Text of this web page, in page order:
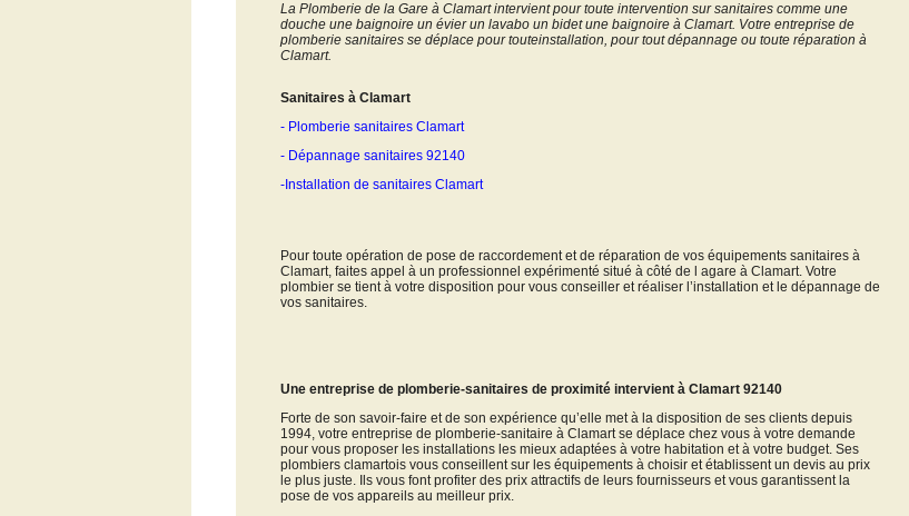
La Plomberie de la Gare à Clamart intervient pour toute intervention sur sanitaires comme une
douche une baignoire un évier un lavabo un bidet une baignoire à Clamart. Votre entreprise de
plomberie sanitaires se déplace pour touteinstallation, pour tout dépannage ou toute réparation à
Clamart.
Sanitaires à Clamart
- Plomberie sanitaires Clamart
- Dépannage sanitaires 92140
-Installation de sanitaires Clamart
Pour toute opération de pose de raccordement et de réparation de vos équipements sanitaires à
Clamart, faites appel à un professionnel expérimenté situé à côté de l agare à Clamart. Votre
plombier se tient à votre disposition pour vous conseiller et réaliser l’installation et le dépannage de
vos sanitaires.
Une entreprise de plomberie-sanitaires de proximité intervient à Clamart 92140
Forte de son savoir-faire et de son expérience qu’elle met à la disposition de ses clients depuis
1994, votre entreprise de plomberie-sanitaire à Clamart se déplace chez vous à votre demande
pour vous proposer les installations les mieux adaptées à votre habitation et à votre budget. Ses
plombiers clamartois vous conseillent sur les équipements à choisir et établissent un devis au prix
le plus juste. Ils vous font profiter des prix attractifs de leurs fournisseurs et vous garantissent la
pose de vos appareils au meilleur prix.